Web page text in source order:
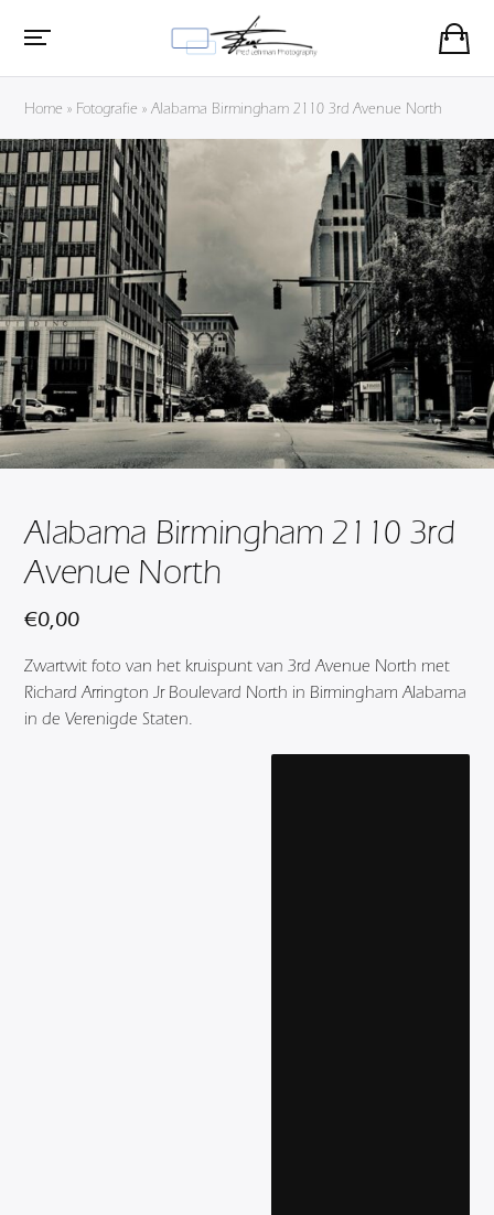
Home » Fotografie »Alabama Birmingham 2110 3rd Avenue North
Alabama Birmingham 2110 3rd
Avenue North
€0,00
Zwartwit foto van het kruispunt van 3rd Avenue North met
Richard Arrington Jr Boulevard North in Birmingham Alabama
in de Verenigde Staten.